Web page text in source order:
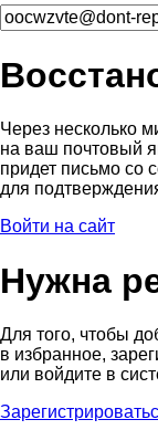
Через несколько
на ваш почтовый
придет письмо со
для
Войти на сайт
Нужна
Для того, чтобы
в избранное,
или войдите в